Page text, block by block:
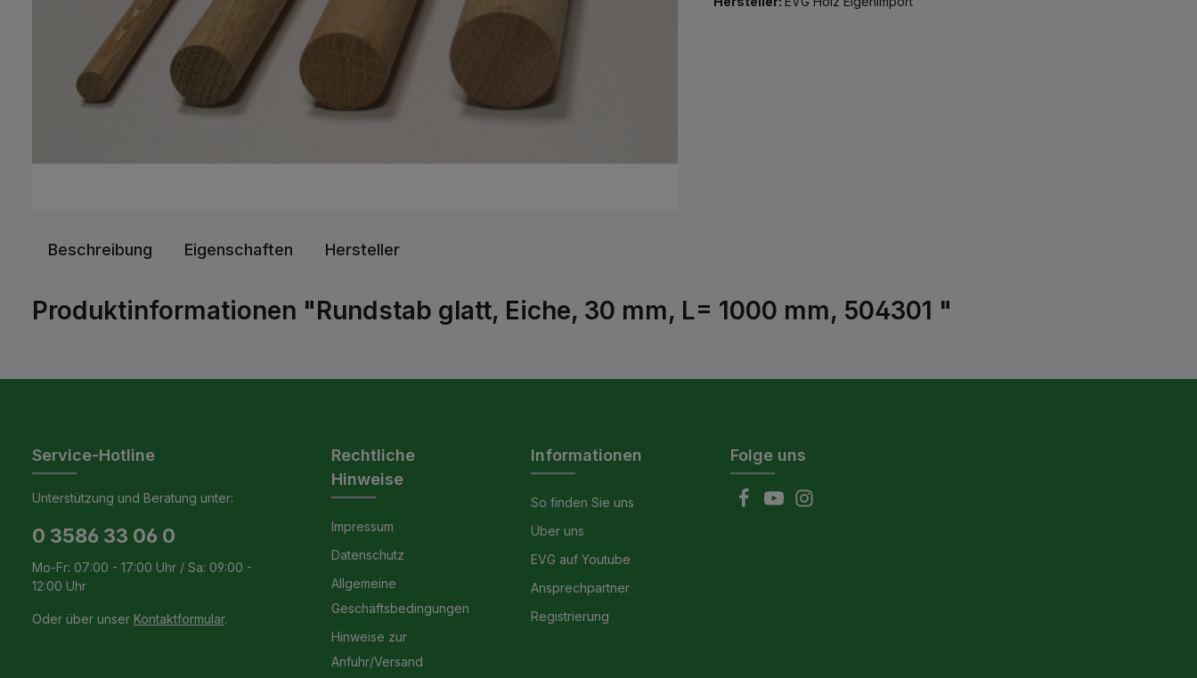
Beschreibung Eigenschaften Hersteller
Produktinformationen "Rundstab glatt, Eiche, 30 mm, L= 1000 mm, 504301 "
Service-Hotline
Unterstützung und Beratung unter:
0 3586 33 06 0
Mo-Fr: 07:00 - 17:00 Uhr / Sa: 09:00 -
12:00 Uhr
Oder über unser Kontaktformular.
Rechtliche
Hinweise
Impressum
Datenschutz
Allgemeine
Geschäftsbedingungen
Hinweise zur
Anfuhr/Versand
Informationen
So finden Sie uns
Über uns
EVG auf Youtube
Ansprechpartner
Registrierung
Folge uns